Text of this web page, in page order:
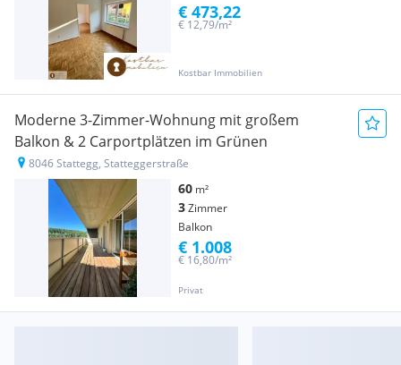
Kostbar Immobilien
€ 12,79/m²
€ 473,22
Moderne 3-Zimmer-Wohnung mit großem
Balkon & 2 Carportplätzen im Grünen
8046 Stattegg, Statteggerstraße
60 m²
3Zimmer
Balkon
Privat
€ 16,80/m²
€ 1.008